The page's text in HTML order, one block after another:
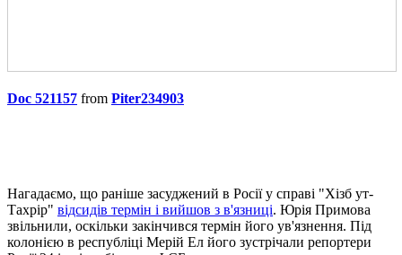
Doc 521157 from Piter234903
Нагадаємо, що раніше засуджений в Росії у справі "Хізб ут-
Тахрір" відсидів термін і вийшов з в'язниці. Юрія Примова
звільнили, оскільки закінчився термін його ув'язнення. Під
колонією в республіці Мерій Ел його зустрічали репортери